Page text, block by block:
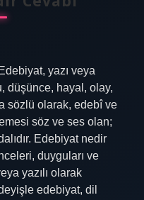
yazı veya
düşünce, hayal, olay,
sözlü olarak, edebî ve
söz ve ses olan;
Edebiyat nedir
duyguları ve
yazılı olarak
edebiyat, dil